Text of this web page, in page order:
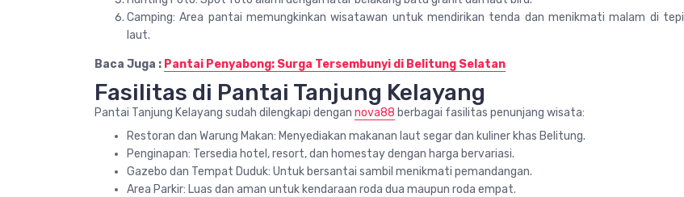
Camping: Area pantai memungkinkan wisatawan untuk mendirikan tenda dan menikmati malam di tepi
laut.
Baca Juga : Pantai Penyabong: Surga Tersembunyi di Belitung Selatan
Fasilitas di Pantai Tanjung Kelayang
Pantai Tanjung Kelayang sudah dilengkapi dengan nova88 berbagai fasilitas penunjang wisata:
Restoran dan Warung Makan: Menyediakan makanan laut segar dan kuliner khas Belitung.
Penginapan: Tersedia hotel, resort, dan homestay dengan harga bervariasi.
Gazebo dan Tempat Duduk: Untuk bersantai sambil menikmati pemandangan.
Area Parkir: Luas dan aman untuk kendaraan roda dua maupun roda empat.